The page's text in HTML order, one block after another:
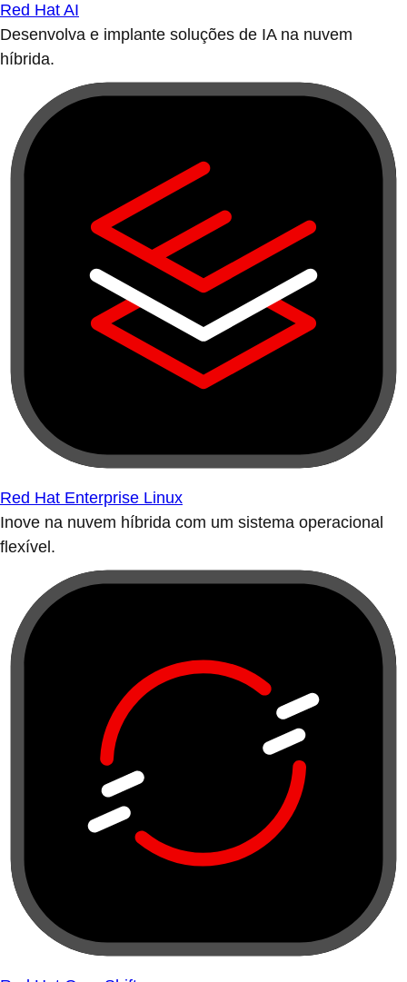
Red Hat AI
Desenvolva e implante soluções de IA na nuvem
híbrida.
Red Hat Enterprise Linux
Inove na nuvem híbrida com um sistema operacional
flexível.